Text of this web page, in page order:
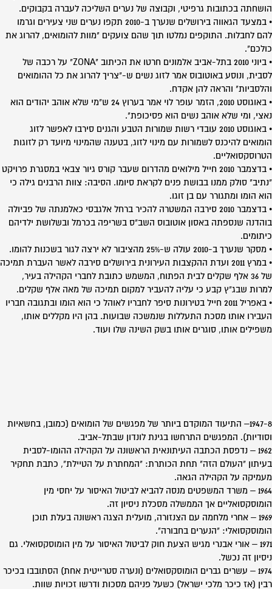
הושחתה בכתובות גרפיטי, וקבוצה של נערים השליכה לעברה בקבוקים.
• במצעד הגאווה בירושלים שנערך ב-2010 תקפו נערים שני צעירים וגרמו
להם לחבלות. התוקפים נמלטו תוך שהם צועקים "מוות להומואים, להרוג את
כולכם".‏
• ביוני 2010 בתל-אביב אלמונים חרטו את הכיתוב "ZONA" על רכבה של
לסבית, ונוסע באוטובוס אמר לזוג נשים ש-"צריך להרוג את כל ההומואים
והלסביות" והראה להן אקדח.
• באוגוסט 2010, הזמר עופר לוי אמר בערוץ 24 ש"מי שלא אוהב יהודים הוא
נאצי, ומי שלא אוהב נשים הוא פסיכופת".
• באוגוסט 2010 עובדי רשות שמורות הטבע והגנים סירבו לאפשר לזוג
הומואים להיכנס לשמורות עם מינוי לזוג, בטענה שהמינוי מיועד רק לזוגות
הטרוסקסואליים.
• בדצמבר 2010 חייל מילואים מהדרום שעבר קורס גיור צבאי במסגרת פרויקט
"נתיב" סולק ממנו בבושת פנים לקראת סיומו. הסיבה: צוות הרבנים גילה כי
הוא הומו ומתגורר עם בן זוגו.
• בדצמבר 2010 סירבה המשטרה להכיר ברחל אלגבסי כאלמנתה של פביולה
בוהדנה שנספתה באסון אוטובוס השב"ס בשריפה בכרמל ובשלושת ילדיהם
כיתומים.
• מסקר שנערך ב-2010 עולה ש-25% מהציבור לא ירצה לגור בשכנות להומו.
• במרץ 2011 ועדת ההקצבות העירונית בירושלים סירבה לאשר העברת תמיכה
של 36 אלף שקלים לבית הפתוח, המשמש כתובת לחברי הקהילה בעיר,
למרות שבג"ץ קבע כי עליה להעביר למקום תמיכה של מאה אלף שקלים.
• באפריל 2011 חייל בטירונות סיפר לחבריו לאוהל כי הוא הומו ובתגובה חבריו
העבירו אותו מסכת התעללות שנמשכה שבועות. בהן היו מקללים אותו,
משפילים אותו, סוגרים אותו בשק השינה שלו ועוד.
1947-8– התיעוד המוקדם ביותר של מפגשים של הומואים (כמובן, בחשאיות
וסודיות). המפגשים התרחשו בגינת לונדון שבתל-אביב.
1962 – נדפסת הכתבה העיתונאית הראשונה על הקהילה ההומו-לסבית
בעיתון "העולם הזה" תחת הכותרת: "המחתרת על הטיילת", כתבת תחקיר
מעמיקה על הקהילה הגאה.
1964 – משרד המשפטים מנסה להביא לביטול האיסור על יחסי מין
הומוסקסואליים אך הממשלה מסכלת ניסיון זה.
1969 – אחרי מלחמה עם הצנזורה, מועלית הצגה ראשונה בעלת תוכן
הומוסקסואלי: "הנערים בחבורה".
1971 – אורי אבנרי מגיש הצעת חוק לביטול האיסור על מין הומוסקסואלי. גם
ניסיון זה נכשל.
1974 – עשרים גברים הומוסקסואלים (ונערה סטרייטית אחת) הסתובבו בכיכר
רבין (אז כיכר מלכי ישראל) כשעל פניהם מסכות ודרשו זכויות שוות.